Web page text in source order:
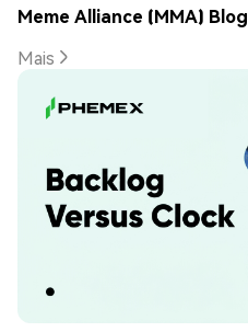
Meme Alliance (MMA) Blog
Mais